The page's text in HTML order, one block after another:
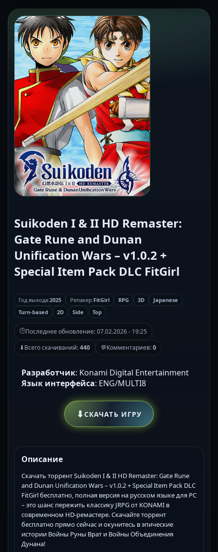
Suikoden I & II HD Remaster:
Gate Rune and Dunan
Unification Wars – v1.0.2 +
Special Item Pack DLC FitGirl
Год выхода:2025 Репакер:FitGirl RPG 3D
Japanese
Turn-based
2D Side Top
🕒Последнее обновление:07.02.2026 - 19:25
⬇Всего скачиваний:440 💬Комментариев:0
Разработчик: Konami Digital Entertainment
Язык интерфейса: ENG/MULTI8
⬇СКАЧАТЬ ИГРУ
Описание
Скачать торрент Suikoden I & II HD Remaster: Gate Rune
and Dunan Unification Wars – v1.0.2 + Special Item Pack DLC
FitGirl бесплатно, полная версия на русском языке для PC
– это шанс пережить классику JRPG от KONAMI в
современном HD-ремастере. Скачайте торрент
бесплатно прямо сейчас и окунитесь в эпические
истории Войны Руны Врат и Войны Объединения
Дунана!